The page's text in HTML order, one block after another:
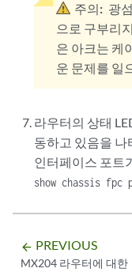
주의: 광
으로 구부리
은 아크는 케
운 문제를 일
라우터의 상태
동하고 있음을
인터페이스 포트
show chassis fpc
arrow_backward PREVIOUS
MX204 라우터에 대한